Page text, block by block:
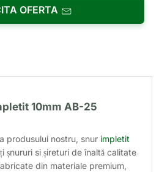
OFERTA
10mm AB-25
produsului nostru, snur impletit
șnururi si șireturi de înaltă calitate
din materiale premium,